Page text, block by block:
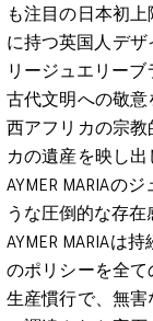
も注目の日本初
に持つ英国人デザ
リージュエリーブ
古代文明への敬
西アフリカの宗
カの遺産を映し
AYMER MARIAの
うな圧倒的な存在
AYMER MARIAは
のポリシーを全
生産慣行で、無